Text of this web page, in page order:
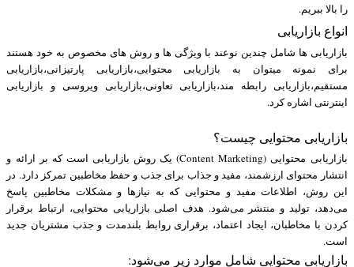
را بالا ببریم.
انواع بازاریابی
بازاریابی ها شامل چندین نوعند با ویژگی ها و روش های مخصوص به خود هستند
برای نمونه میتوان به بازاریابی محتوایی،بازاریابی پارتیزانی،بازاریابی
مستقیم،بازاریابی رابطه مند،بازاریابی تعاونی،بازاریابی ویروسی و بازاریابی
اینترنتی اشاره کرد.
بازاریابی محتوایی چیست؟
بازاریابی محتوایی (Content Marketing) یک روش بازاریابی است که بر ارائه و
انتشار محتوای ارزشمند، مفید و جذاب برای جذب و حفظ مخاطبین تمرکز دارد. در
این روش، اطلاعات مفید و محتوایی که به نیازها و مشکلات مخاطبین پاسخ
می‌دهد، تولید و منتشر می‌شود. هدف اصلی بازاریابی محتوایی، ارتباط برقرار
کردن با مخاطبان، ایجاد اعتماد، برقراری روابط بلندمدت و جذب مشتریان جدید
است.
بازاریابی محتوایی شامل موارد زیر می‌شود: